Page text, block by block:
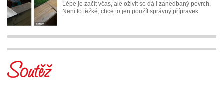
Lépe je začít včas, ale oživit se dá i zanedbaný povrch.
Není to těžké, chce to jen použít správný přípravek.